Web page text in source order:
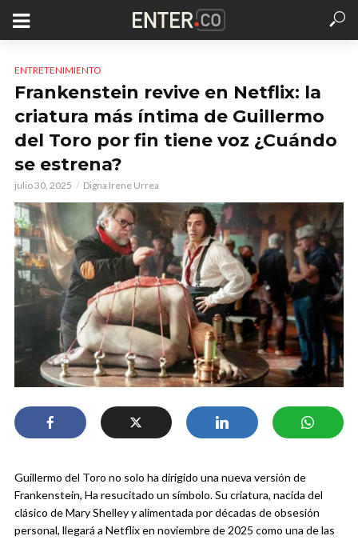
ENTRETENIMIENTO
Frankenstein revive en Netflix: la
criatura más íntima de Guillermo
del Toro por fin tiene voz ¿Cuándo
se estrena?
julio 30, 2025 Digna Irene Urrea
Guillermo del Toro no solo ha dirigido una nueva versión de
Frankenstein, Ha resucitado un símbolo. Su criatura, nacida del
clásico de Mary Shelley y alimentada por décadas de obsesión
personal, llegará a Netflix en noviembre de 2025 como una de las